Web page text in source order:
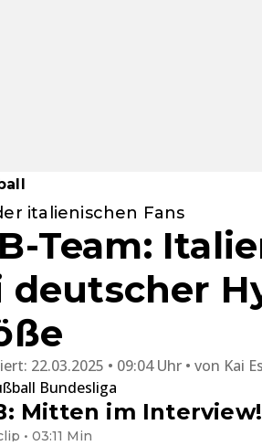
italienischen Fans
Team:
deutscher
22.03.2025 • 09:04 Uhr von Kai
Bundesliga
Mitten im
• 03:11 Min